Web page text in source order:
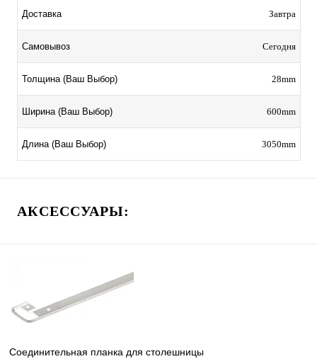
Доставка Завтра
Самовывоз Сегодня
Толщина (Ваш Выбор) 28mm
Ширина (Ваш Выбор) 600mm
Длина (Ваш Выбор) 3050mm
АКСЕССУАРЫ:
Соединительная планка для столешницы